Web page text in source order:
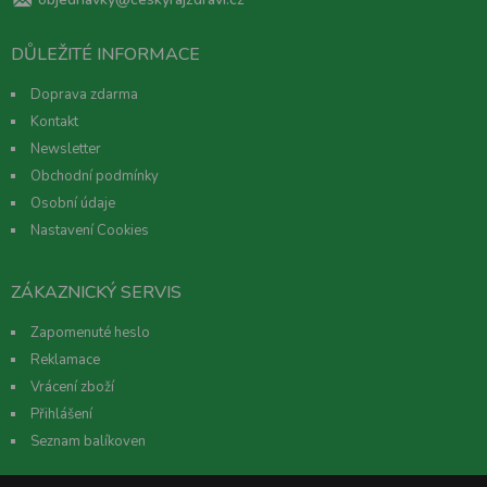
DŮLEŽITÉ INFORMACE
Doprava zdarma
Kontakt
Newsletter
Obchodní podmínky
Osobní údaje
Nastavení Cookies
ZÁKAZNICKÝ SERVIS
Zapomenuté heslo
Reklamace
Vrácení zboží
Přihlášení
Seznam balíkoven